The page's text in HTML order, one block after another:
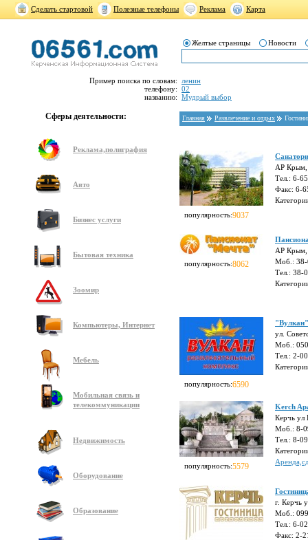
Сделать стартовой Полезные телефоны Реклама Карта
Желтые страницы Новости
Пример поиска по словам:
телефону:
названию:
ленин
02
Мудрый выбор
Сферы деятельности:
Реклама,полиграфия
Авто
Бизнес услуги
Бытовая техника
Зоомир
Компьютеры, Интернет
Мебель
Мобильная связь и
телекоммуникации
Недвижимость
Оборудование
Образование
Главная Развлечение и отдых
популярность:9037
АР Крым,
Тел.: 6-
Факс: 6-
популярность:8062
АР Крым,
Моб.: 38-
Тел.: 38-
популярность:6590
"Вулкан"
ул.
Моб.:
Тел.: 2-
популярность:5579
Kerch
Керчь ул
Моб.: 8-
Тел.: 8-
г. Керчь
Моб.:
Тел.: 6-
Факс: 2-